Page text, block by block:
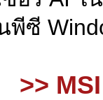
พีซี
>>